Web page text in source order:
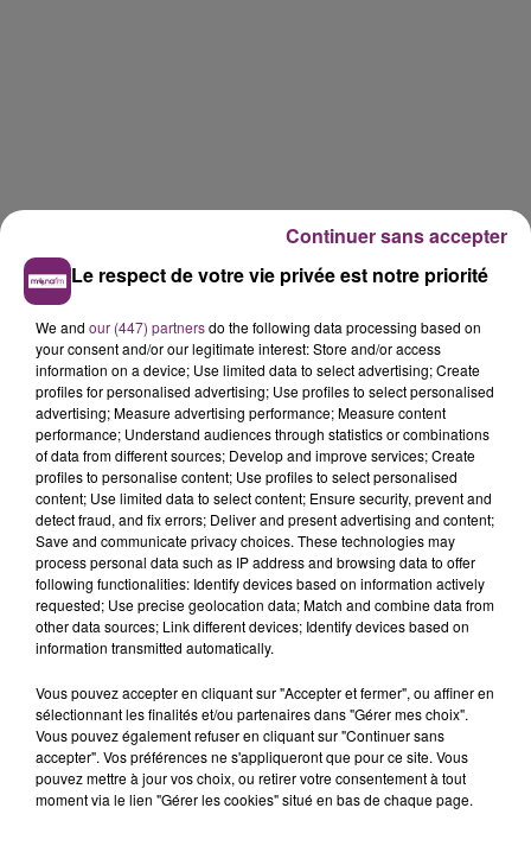
La Bulle - Guinguette éphémère
de Frelinghien !
éclipse solaire du 12 Août 2026
Le respect de votre vie privée est notre priorité
We and our (447) partnersdo the following data processing based on
your consent and/or our legitimate interest: Store and/or access
information on a device; Use limited data to select advertising; Create
profiles for personalised advertising; Use profiles to select personalised
advertising; Measure advertising performance; Measure content
performance; Understand audiences through statistics or combinations
of data from different sources; Develop and improve services; Create
profiles to personalise content; Use profiles to select personalised
content; Use limited data to select content; Ensure security, prevent and
detect fraud, and fix errors; Deliver and present advertising and content;
Save and communicate privacy choices. These technologies may
process personal data such as IP address and browsing data to offer
following functionalities: Identify devices based on information actively
requested; Use precise geolocation data; Match and combine data from
other data sources; Link different devices; Identify devices based on
information transmitted automatically.
Vous pouvez accepter en cliquant sur "Accepter et fermer", ou affiner en
sélectionnant les finalités et/ou partenaires dans "Gérer mes choix".
Vous pouvez également refuser en cliquant sur "Continuer sans
accepter". Vos préférences ne s'appliqueront que pour ce site. Vous
pouvez mettre à jour vos choix, ou retirer votre consentement à tout
moment via le lien "Gérer les cookies" situé en bas de chaque page.
Continuer sans accepter